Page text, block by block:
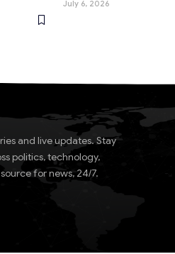
July 6, 2026
and live updates. Stay
politics, technology,
for news, 24/7.